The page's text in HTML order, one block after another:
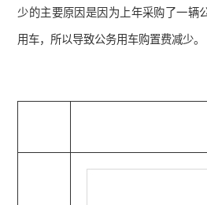
少的主要原因是因为上年采购了一辆
用车，所以导致公务用车购置费减少。